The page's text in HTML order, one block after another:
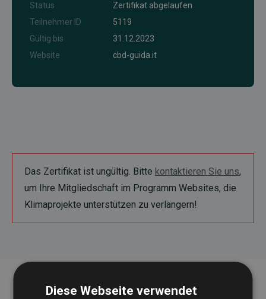
Status
Zertifikat abgelaufen
Teilnehmer ID
5119
Gültig bis
31.12.2023
Website
cbd-guida.it
Das Zertifikat ist ungültig. Bitte kontaktieren Sie uns,
um Ihre Mitgliedschaft im Programm Websites, die
Klimaprojekte unterstützen zu verlängern!
Diese Webseite verwendet